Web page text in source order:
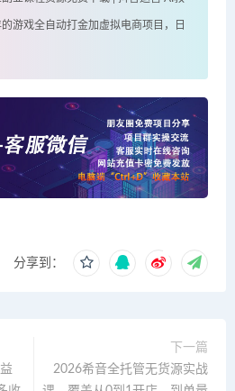
游戏全自动打金加虚拟电商项目，日
分享到：
下一篇
2026希音全托管无货源实战